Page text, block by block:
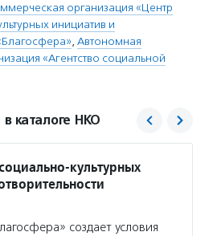
организация «Центр
инициатив и
, Автономная
«Агентство социальной
каталоге НКО
культурных
создает условия